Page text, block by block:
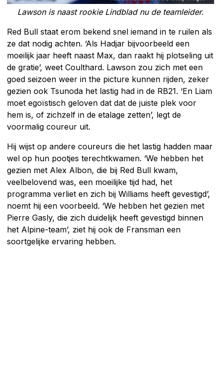
Lawson is naast rookie Lindblad nu de teamleider.
Red Bull staat erom bekend snel iemand in te ruilen als
ze dat nodig achten. ‘Als Hadjar bijvoorbeeld een
moeilijk jaar heeft naast Max, dan raakt hij plotseling uit
de gratie’, weet Coulthard. Lawson zou zich met een
goed seizoen weer in the picture kunnen rijden, zeker
gezien ook Tsunoda het lastig had in de RB21. ‘En Liam
moet egoïstisch geloven dat dat de juiste plek voor
hem is, of zichzelf in de etalage zetten’, legt de
voormalig coureur uit.
Hij wijst op andere coureurs die het lastig hadden maar
wel op hun pootjes terechtkwamen. ‘We hebben het
gezien met Alex Albon, die bij Red Bull kwam,
veelbelovend was, een moeilijke tijd had, het
programma verliet en zich bij Williams heeft gevestigd’,
noemt hij een voorbeeld. ‘We hebben het gezien met
Pierre Gasly, die zich duidelijk heeft gevestigd binnen
het Alpine-team’, ziet hij ook de Fransman een
soortgelijke ervaring hebben.